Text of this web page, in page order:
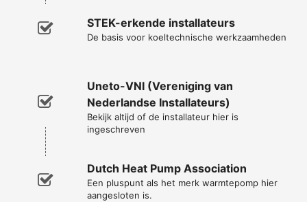
STEK-erkende installateurs
De basis voor koeltechnische werkzaamheden
Uneto-VNI (Vereniging van
Nederlandse Installateurs)
Bekijk altijd of de installateur hier is
ingeschreven
Dutch Heat Pump Association
Een pluspunt als het merk warmtepomp hier
aangesloten is.